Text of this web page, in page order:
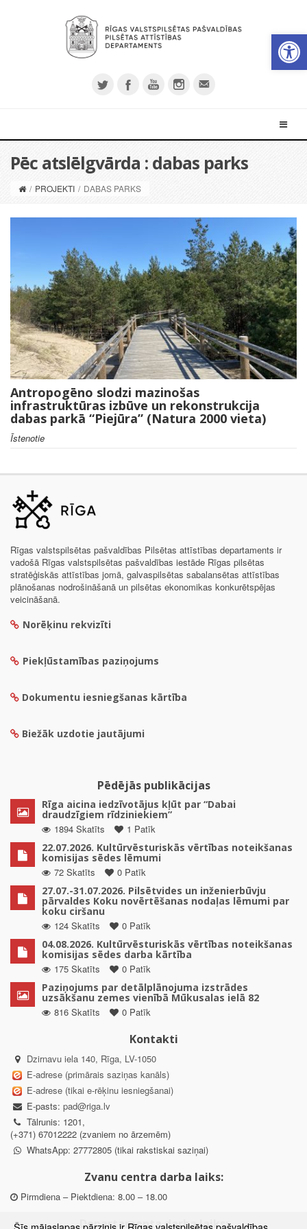
Pēc atslēlgvārda : dabas parks
/ PROJEKTI / DABAS PARKS
Antropogēno slodzi mazinošas
infrastruktūras izbūve un rekonstrukcija
dabas parkā “Piejūra” (Natura 2000 vieta)
Īstenotie
Rīgas valstspilsētas pašvaldības Pilsētas attīstības departaments ir
vadošā Rīgas valstspilsētas pašvaldības iestāde Rīgas pilsētas
stratēģiskās attīstības jomā, galvaspilsētas sabalansētas attīstības
plānošanas nodrošināšanā un pilsētas ekonomikas konkurētspējas
veicināšanā.
Norēķinu rekvizīti
Piekļūstamības paziņojums
Dokumentu iesniegšanas kārtība
Biežāk uzdotie jautājumi
Pēdējās publikācijas
Rīga aicina iedzīvotājus kļūt par “Dabai
draudzīgiem rīdziniekiem”
1894 Skatīts
1 Patīk
22.07.2026. Kultūrvēsturiskās vērtības noteikšanas
komisijas sēdes lēmumi
72 Skatīts
0 Patīk
27.07.-31.07.2026. Pilsētvides un inženierbūvju
pārvaldes Koku novērtēšanas nodaļas lēmumi par
koku ciršanu
124 Skatīts
0 Patīk
04.08.2026. Kultūrvēsturiskās vērtības noteikšanas
komisijas sēdes darba kārtība
175 Skatīts
0 Patīk
Paziņojums par detālplānojuma izstrādes
uzsākšanu zemes vienībā Mūkusalas ielā 82
816 Skatīts
0 Patīk
Kontakti
Dzirnavu iela 140, Rīga, LV-1050
E-adrese (primārais saziņas kanāls)
E-adrese (tikai e-rēķinu iesniegšanai)
E-pasts: pad@riga.lv
Tālrunis: 1201,
(+371) 67012222 (zvaniem no ārzemēm)
WhatsApp: 27772805 (tikai rakstiskai saziņai)
Zvanu centra darba laiks:
Pirmdiena – Piektdiena: 8.00 – 18.00
Departamenta darba laiks: